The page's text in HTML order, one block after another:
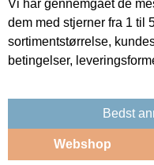
Vi har gennemgået de
dem med stjerner fra 1 til
sortimentstørrelse,
betingelser,
Bedst
Webshop